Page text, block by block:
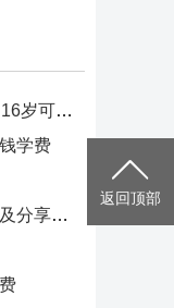
1、16岁学西点有什么要求，16岁可以学西点吗
学费
4、西点学习如何少走弯路以及分享和面技巧，学蛋糕的几个途径
返回顶部